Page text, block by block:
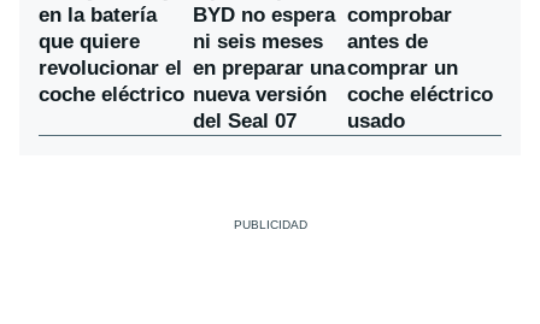
en la batería
que quiere
revolucionar el
coche eléctrico
BYD no espera
ni seis meses
en preparar una
nueva versión
del Seal 07
comprobar
antes de
comprar un
coche eléctrico
usado